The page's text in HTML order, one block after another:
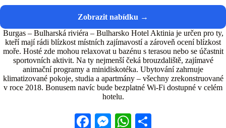
Burgas – Bulharská riviéra – Bulharsko Hotel Aktinia je určen pro ty,
kteří mají rádi blízkost místních zajímavostí a zároveň ocení blízkost
moře. Hosté zde mohou relaxovat u bazénu s terasou nebo se účastnit
sportovních aktivit. Na ty nejmenší čeká brouzdaliště, zajímavé
animační programy a minidiskotéka. Ubytování zahrnuje
klimatizované pokoje, studia a apartmány – všechny zrekonstruované
v roce 2018. Bonusem navíc bude bezplatné Wi-Fi dostupné v celém
hotelu.
Fa M
W